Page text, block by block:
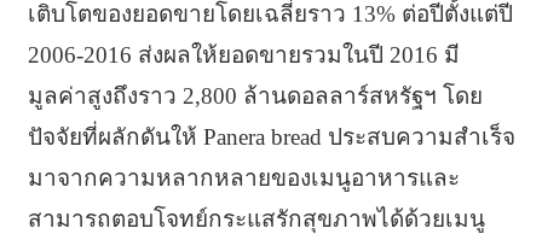
เติบโตของยอดขายโดยเฉลี่ยราว 13% ต่อปีตั้งแต่ปี
2006-2016 ส่งผลให้ยอดขายรวมในปี 2016 มี
มูลค่าสูงถึงราว 2,800 ล้านดอลลาร์สหรัฐฯ โดย
ปัจจัยที่ผลักดันให้ Panera bread ประสบความสำเร็จ
มาจากความหลากหลายของเมนูอาหารและ
สามารถตอบโจทย์กระแสรักสุขภาพได้ด้วยเมนู